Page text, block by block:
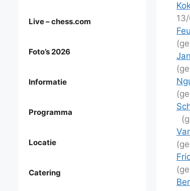
Live – chess.com
Foto’s 2026
Informatie
Programma
Locatie
Catering